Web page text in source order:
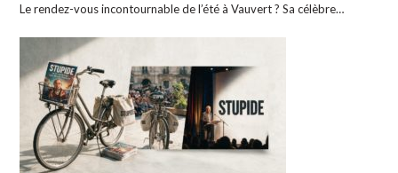
Le rendez-vous incontournable de l’été à Vauvert ? Sa célèbre…